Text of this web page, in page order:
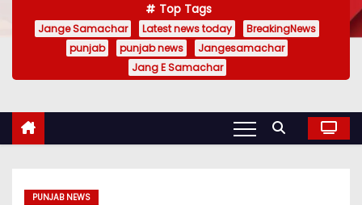
Top Tags
Jange Samachar Latest news today
BreakingNews
punjab
punjab news
Jangesamachar
Jang E Samachar
PUNJAB NEWS